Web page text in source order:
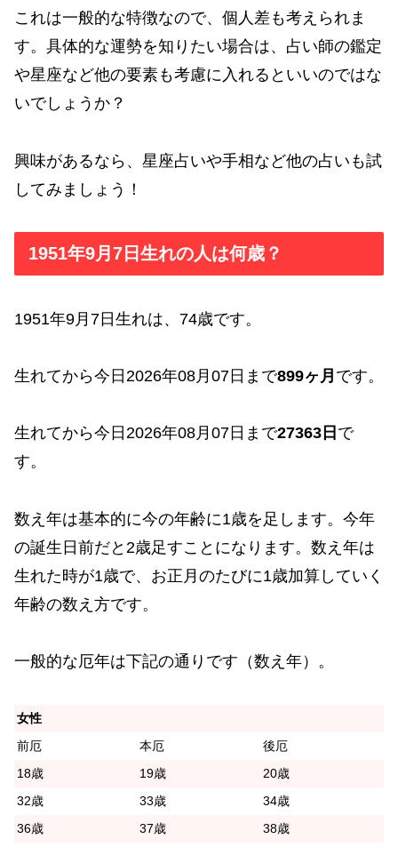
これは一般的な特徴なので、個人差も考えられま
す。具体的な運勢を知りたい場合は、占い師の鑑定
や星座など他の要素も考慮に入れるといいのではな
いでしょうか？
興味があるなら、星座占いや手相など他の占いも試
してみましょう！
1951年9月7日生れの人は何歳？
1951年9月7日生れは、74歳です。
生れてから今日2026年08月07日まで899ヶ月 です。
生れてから今日2026年08月07日まで27363日 で
す。
数え年は基本的に今の年齢に1歳を足します。今年
の誕生日前だと2歳足すことになります。数え年は
生れた時が1歳で、お正月のたびに1歳加算していく
年齢の数え方です。
一般的な厄年は下記の通りです（数え年）。
女性
前厄
本厄
後厄
18歳
19歳
20歳
32歳
33歳
34歳
36歳
37歳 38歳